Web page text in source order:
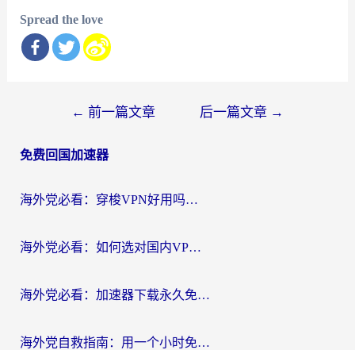
Spread the love
导
← 前一篇文章 后一篇文章 →
免费回国加速器
海外党必看：穿梭VPN好用吗？和云帆VPN对比哪个回国效果更好？附真实测评+避坑指南
海外党必看：如何选对国内VPN，实现无缝访问国内资源？
海外党必看：加速器下载永久免费版真的存在吗？教你无缝访问国内资源的正确姿势
海外党自救指南：用一个小时免费加速器，轻松打破国内资源访问壁垒？